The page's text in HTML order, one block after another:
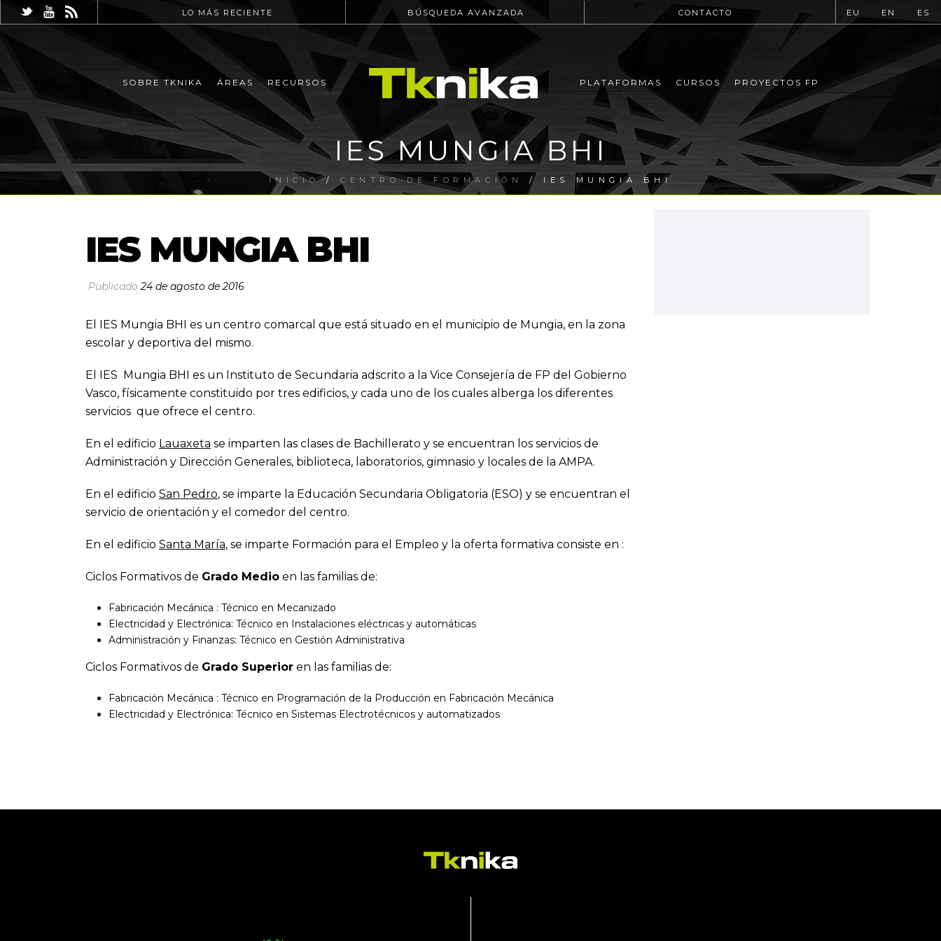
LO MÁS RECIENTE BÚSQUEDA AVANZADA CONTACTO EU EN ES
SOBRE TKNIKA ÁREAS RECURSOS PLATAFORMAS CURSOS PROYECTOS FP
IES MUNGIA BHI
INICIO/ CENTRO DE FORMACIÓN / IES MUNGIA BHI
IES MUNGIA BHI
Publicado24 de agosto de 2016
El IES Mungia BHI es un centro comarcal que está situado en el municipio de Mungia, en la zona
escolar y deportiva del mismo.
El IES Mungia BHI es un Instituto de Secundaria adscrito a la Vice Consejería de FP del Gobierno
Vasco, físicamente constituido por tres edificios, y cada uno de los cuales alberga los diferentes
servicios que ofrece el centro.
En el edificio Lauaxeta se imparten las clases de Bachillerato y se encuentran los servicios de
Administración y Dirección Generales, biblioteca, laboratorios, gimnasio y locales de la AMPA.
En el edificio San Pedro, se imparte la Educación Secundaria Obligatoria (ESO) y se encuentran el
servicio de orientación y el comedor del centro.
En el edificio Santa María, se imparte Formación para el Empleo y la oferta formativa consiste en :
Ciclos Formativos de Grado Medio en las familias de:
Fabricación Mecánica : Técnico en Mecanizado
Electricidad y Electrónica: Técnico en Instalaciones eléctricas y automáticas
Administración y Finanzas: Técnico en Gestión Administrativa
Ciclos Formativos de Grado Superior en las familias de:
Fabricación Mecánica : Técnico en Programación de la Producción en Fabricación Mecánica
Electricidad y Electrónica: Técnico en Sistemas Electrotécnicos y automatizados